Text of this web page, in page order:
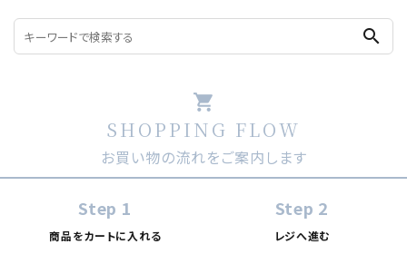
search
shopping_cart
SHOPPING FLOW
お買い物の流れをご案内します
Step 1
商品をカートに入れる
Step 2
レジへ進む